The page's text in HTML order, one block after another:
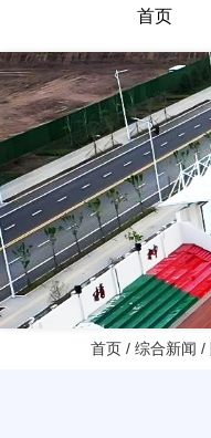
首页
首页 / 综合新闻 /